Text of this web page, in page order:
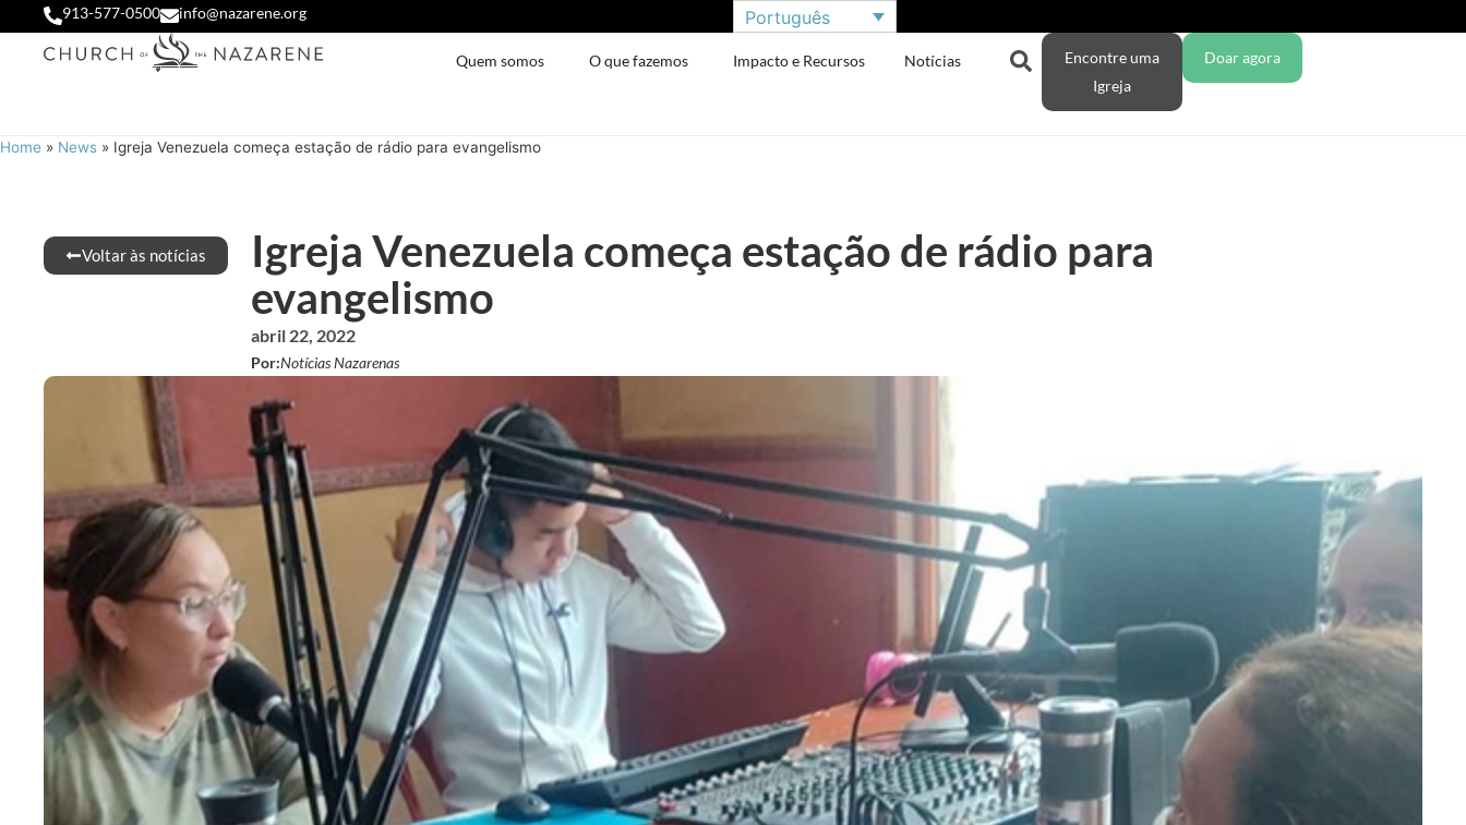
913-577-0500 info@nazarene.org Português
Quem somos O que fazemos Impacto e Recursos Notícias
Encontre uma
Igreja
Doar agora
Home » News » Igreja Venezuela começa estação de rádio para evangelismo
Voltar às notícias
Igreja Venezuela começa estação de rádio para
evangelismo
abril 22, 2022
Por:Notícias Nazarenas